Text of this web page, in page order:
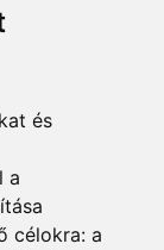
és
a
célokra: a